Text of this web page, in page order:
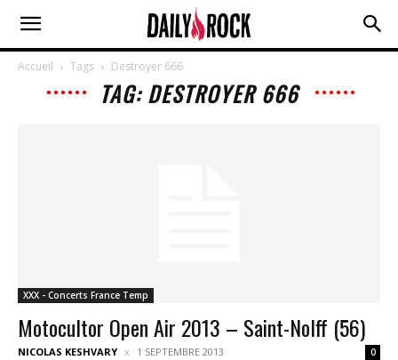
Accueil Tags Destroyer 666
TAG: DESTROYER 666
XXX - Concerts France Temp
Motocultor Open Air 2013 – Saint-Nolff (56)
NICOLAS KESHVARY 1 SEPTEMBRE 2013 0